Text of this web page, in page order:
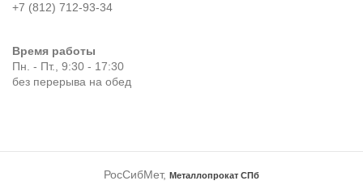
+7 (812) 712-93-34
Время работы
Пн. - Пт., 9:30 - 17:30
без перерыва на обед
РосСибМет, Металлопрокат СПб